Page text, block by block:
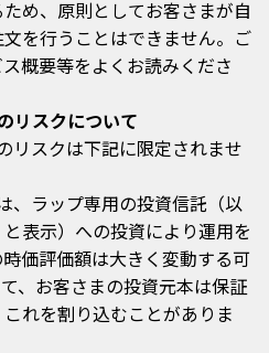
め、原則としてお客さまが自
を行うことはできません。ご
概要等をよくお読みくださ
リスクについて
リスクは下記に限定されませ
、ラップ専用の投資信託（以
表示）への投資により運用を
価評価額は大きく変動する可
、お客さまの投資元本は保証
れを割り込むことがありま